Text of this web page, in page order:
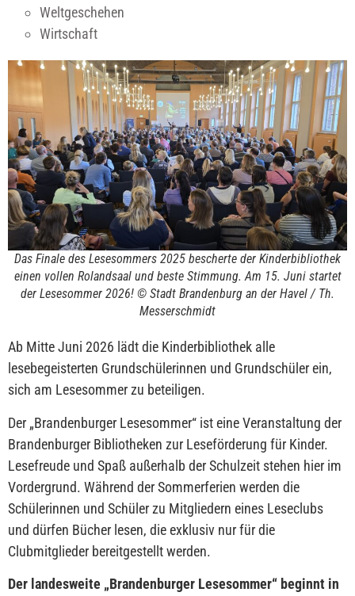
Weltgeschehen
Wirtschaft
Das Finale des Lesesommers 2025 bescherte der Kinderbibliothek
einen vollen Rolandsaal und beste Stimmung. Am 15. Juni startet
der Lesesommer 2026! © Stadt Brandenburg an der Havel / Th.
Messerschmidt
Ab Mitte Juni 2026 lädt die Kinderbibliothek alle
lesebegeisterten Grundschülerinnen und Grundschüler ein,
sich am Lesesommer zu beteiligen.
Der „Brandenburger Lesesommer“ ist eine Veranstaltung der
Brandenburger Bibliotheken zur Leseförderung für Kinder.
Lesefreude und Spaß außerhalb der Schulzeit stehen hier im
Vordergrund. Während der Sommerferien werden die
Schülerinnen und Schüler zu Mitgliedern eines Leseclubs
und dürfen Bücher lesen, die exklusiv nur für die
Clubmitglieder bereitgestellt werden.
Der landesweite „Brandenburger Lesesommer“ beginnt in